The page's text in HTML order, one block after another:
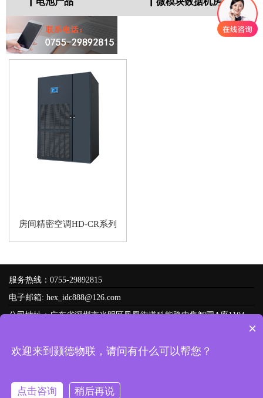
空调
调模块
房间精密空调HD-CR系列
服务热线：0755-29892815
电子邮箱: hex_idc888@126.com
公司地址：广东省深圳市光明区凤凰街道科能路中集智园A座1104
Copyright © 2022 - 2026
粤公网安备 44031102000851号
×
欢迎来到颢德物联，请问有什么可以帮您？
点击咨询 稍后再说